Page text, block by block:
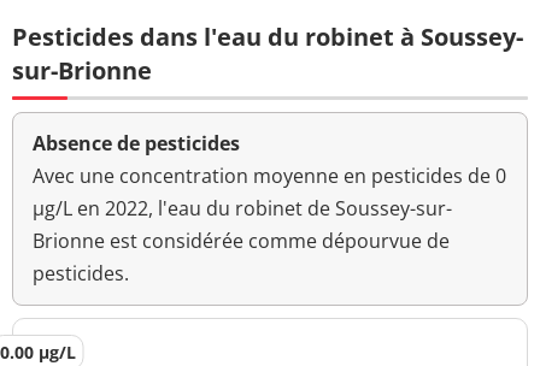
Pesticides dans l'eau du robinet à Soussey-
sur-Brionne
Absence de pesticides
Avec une concentration moyenne en pesticides de 0
µg/L en 2022, l'eau du robinet de Soussey-sur-
Brionne est considérée comme dépourvue de
pesticides.
0.00 µg/L